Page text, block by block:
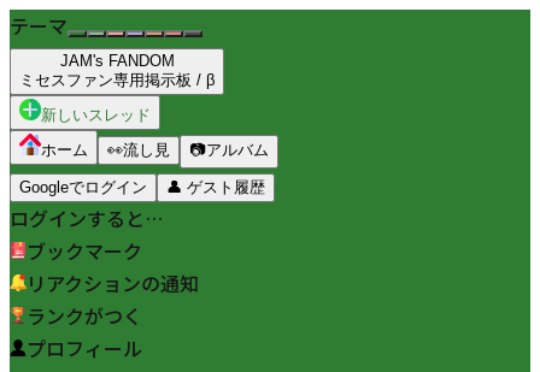
テーマ
JAM's FANDOM
ミセスファン専用掲示板 / β
新しいスレッド
ホーム
👀流し見 📷アルバム
Googleでログイン 👤 ゲスト履歴
ログインすると…
ブックマーク
リアクションの通知
ランクがつく
プロフィール